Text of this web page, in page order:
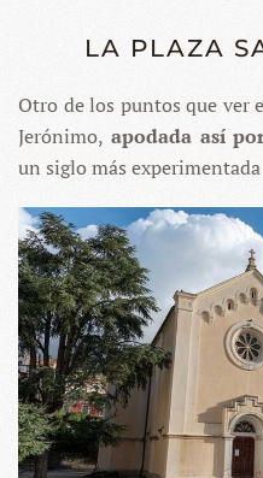
LA PLAZA
Otro de los puntos que ver
Jerónimo, apodada así
un siglo más